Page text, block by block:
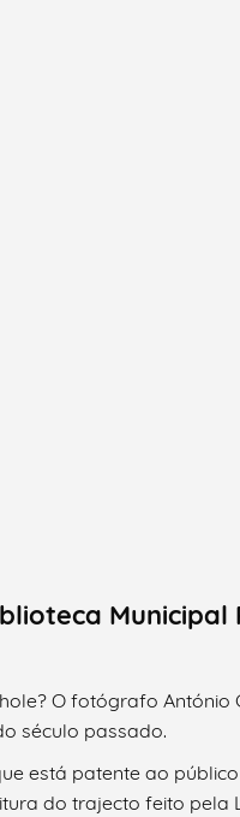
Municipal
O fotógrafo António
século passado.
está patente ao
do trajecto feito pela